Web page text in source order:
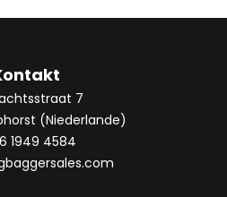
7
(Niederlande)
1949 4584